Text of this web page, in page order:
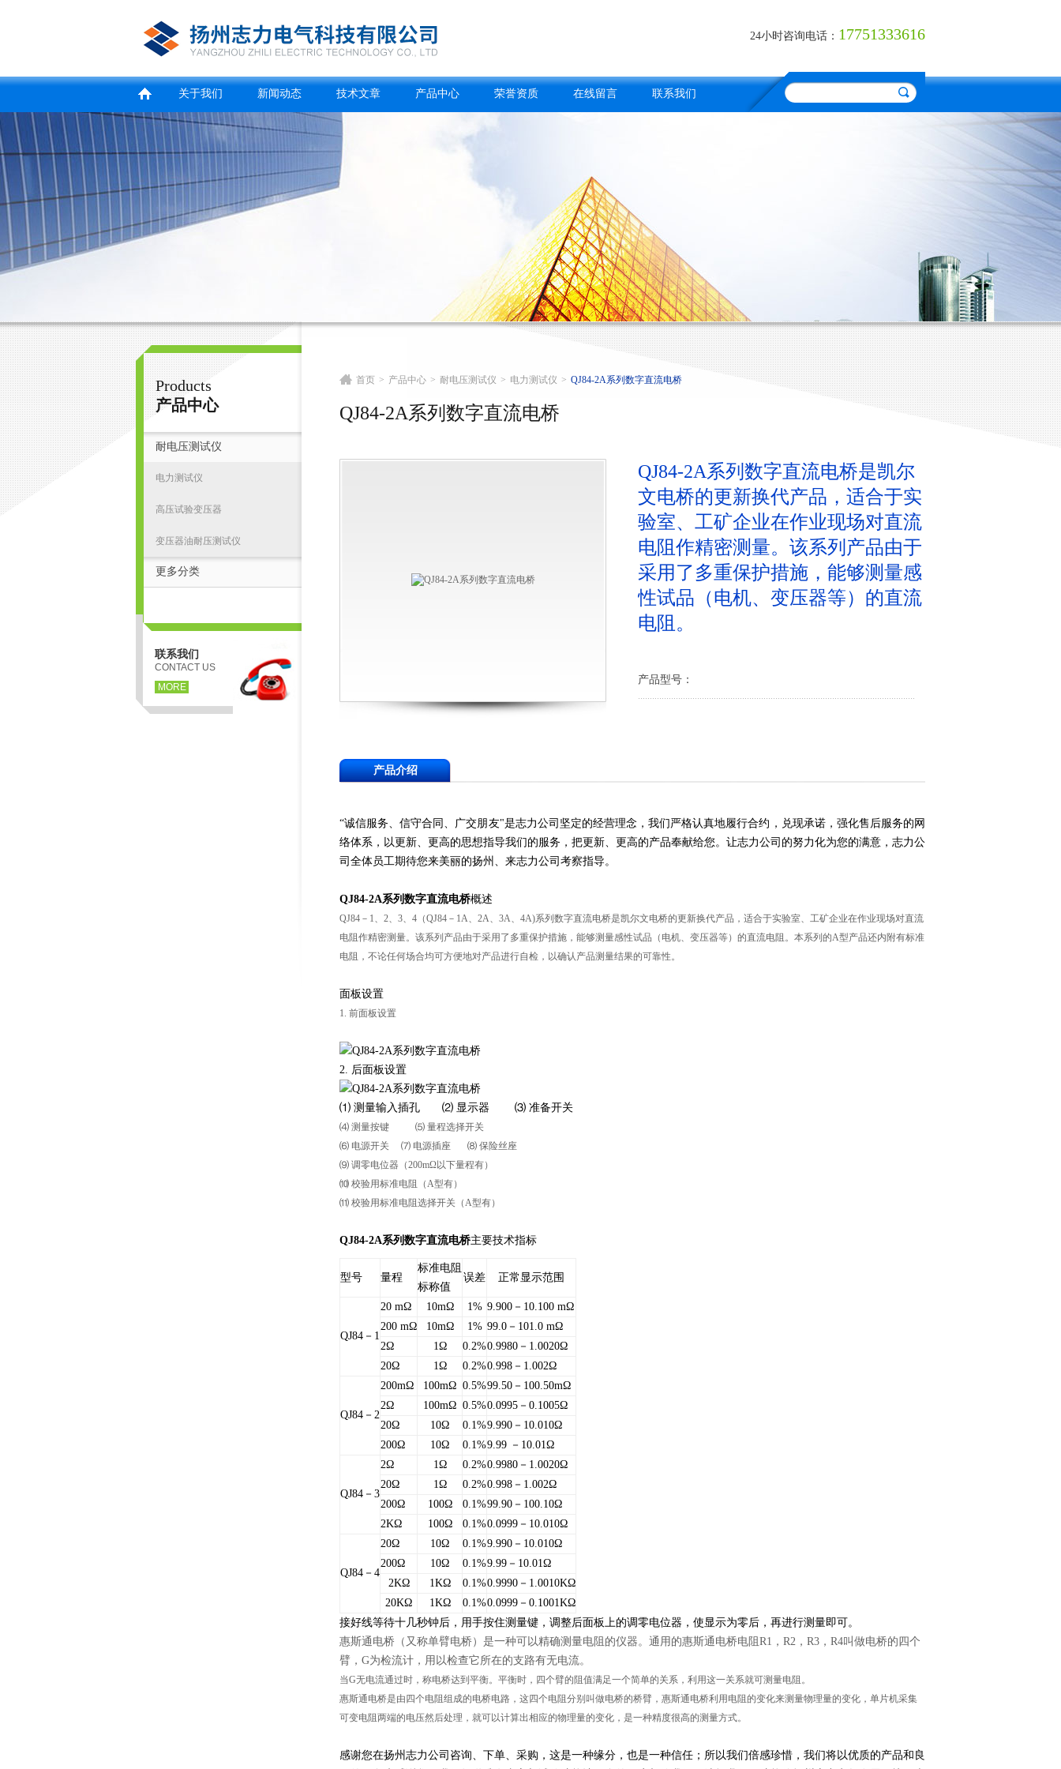
扬州志力电气科技有限公司/扬州高压测试仪
24小时咨询电话： 17751333616
关于我们 新闻动态 技术文章 产品中心 荣誉资质 在线留言 联系我们
Products
产品中心
耐电压测试仪
电力测试仪
高压试验变压器
变压器油耐压测试仪
更多分类
联系我们
CONTACT US
MORE
首页 > 产品中心 > 耐电压测试仪 > 电力测试仪 > QJ84-2A系列数字直流电桥
QJ84-2A系列数字直流电桥
QJ84-2A系列数字直流电桥是凯尔
文电桥的更新换代产品，适合于实
验室、工矿企业在作业现场对直流
电阻作精密测量。该系列产品由于
采用了多重保护措施，能够测量感
性试品（电机、变压器等）的直流
电阻。
产品型号：
产品介绍
“诚信服务、信守合同、广交朋友"是志力公司坚定的经营理念，我们严格认真地履行合约，兑现承诺，强化售后服务的网
络体系，以更新、更高的思想指导我们的服务，把更新、更高的产品奉献给您。让志力公司的努力化为您的满意，志力公
司全体员工期待您来美丽的扬州、来志力公司考察指导。
QJ84-2A系列数字直流电桥概述
QJ84－1、2、3、4（QJ84－1A、2A、3A、4A)系列数字直流电桥是凯尔文电桥的更新换代产品，适合于实验室、工矿企业在作业现场对直流
电阻作精密测量。该系列产品由于采用了多重保护措施，能够测量感性试品（电机、变压器等）的直流电阻。本系列的A型产品还内附有标准
电阻，不论任何场合均可方便地对产品进行自检，以确认产品测量结果的可靠性。
面板设置
1. 前面板设置
2. 后面板设置
⑴ 测量输入插孔 ⑵ 显示器 ⑶ 准备开关
⑷ 测量按键 ⑸ 量程选择开关
⑹ 电源开关 ⑺ 电源插座 ⑻ 保险丝座
⑼ 调零电位器（200mΩ以下量程有）
⑽ 校验用标准电阻（A型有）
⑾ 校验用标准电阻选择开关（A型有）
QJ84-2A系列数字直流电桥主要技术指标
型号 量程
标准电阻
标称值
误差 正常显示范围
QJ84－1
20 mΩ 10mΩ 1% 9.900－10.100 mΩ
200 mΩ
10mΩ 1% 99.0－101.0 mΩ
2Ω
1Ω 0.2%0.9980－1.0020Ω
20Ω
1Ω 0.2%0.998－1.002Ω
QJ84－2
200mΩ 100mΩ 0.5%99.50－100.50mΩ
2Ω
100mΩ 0.5%0.0995－0.1005Ω
20Ω
10Ω 0.1%9.990－10.010Ω
200Ω
10Ω 0.1%9.99 －10.01Ω
QJ84－3
2Ω 1Ω 0.2%0.9980－1.0020Ω
20Ω
1Ω 0.2%0.998－1.002Ω
200Ω
100Ω 0.1%99.90－100.10Ω
2KΩ
100Ω 0.1%0.0999－10.010Ω
QJ84－4
20Ω 10Ω 0.1%9.990－10.010Ω
200Ω
10Ω 0.1%9.99－10.01Ω
2ΚΩ
1ΚΩ 0.1%0.9990－1.0010ΚΩ
20ΚΩ
1ΚΩ 0.1%0.0999－0.1001ΚΩ
接好线等待十几秒钟后，用手按住测量键，调整后面板上的调零电位器，使显示为零后，再进行测量即可。
惠斯通电桥（又称单臂电桥）是一种可以精确测量电阻的仪器。通用的惠斯通电桥电阻R1，R2，R3，R4叫做电桥的四个
臂，G为检流计，用以检查它所在的支路有无电流。
当G无电流通过时，称电桥达到平衡。平衡时，四个臂的阻值满足一个简单的关系，利用这一关系就可测量电阻。
惠斯通电桥是由四个电阻组成的电桥电路，这四个电阻分别叫做电桥的桥臂，惠斯通电桥利用电阻的变化来测量物理量的变化，单片机采集
可变电阻两端的电压然后处理，就可以计算出相应的物理量的变化，是一种精度很高的测量方式。
感谢您在扬州志力公司咨询、下单、采购，这是一种缘分，也是一种信任；所以我们倍感珍惜，我们将以优质的产品和良